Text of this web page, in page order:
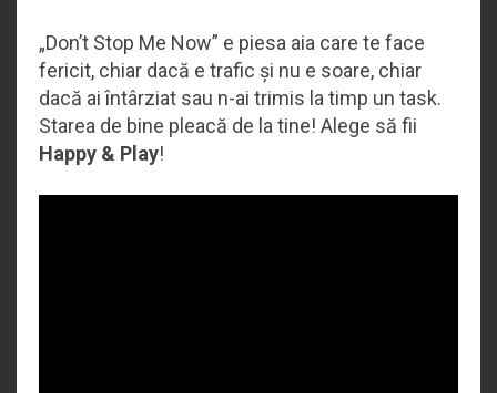
„Don’t Stop Me Now” e piesa aia care te face
fericit, chiar dacă e trafic și nu e soare, chiar
dacă ai întârziat sau n-ai trimis la timp un task.
Starea de bine pleacă de la tine! Alege să fii
Happy & Play!